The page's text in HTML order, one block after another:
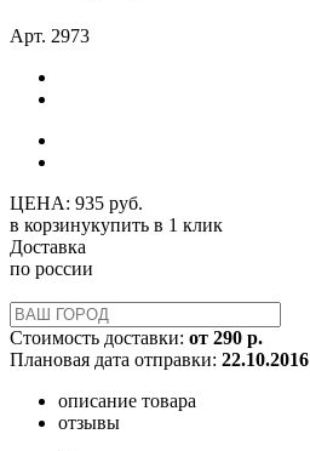
Арт. 2973
ЦЕНА: 935 руб.
в корзинукупить в 1 клик
Доставка
по россии
Стоимость доставки: от 290 р.
Плановая дата отправки: 22.10.2016
описание товара
отзывы